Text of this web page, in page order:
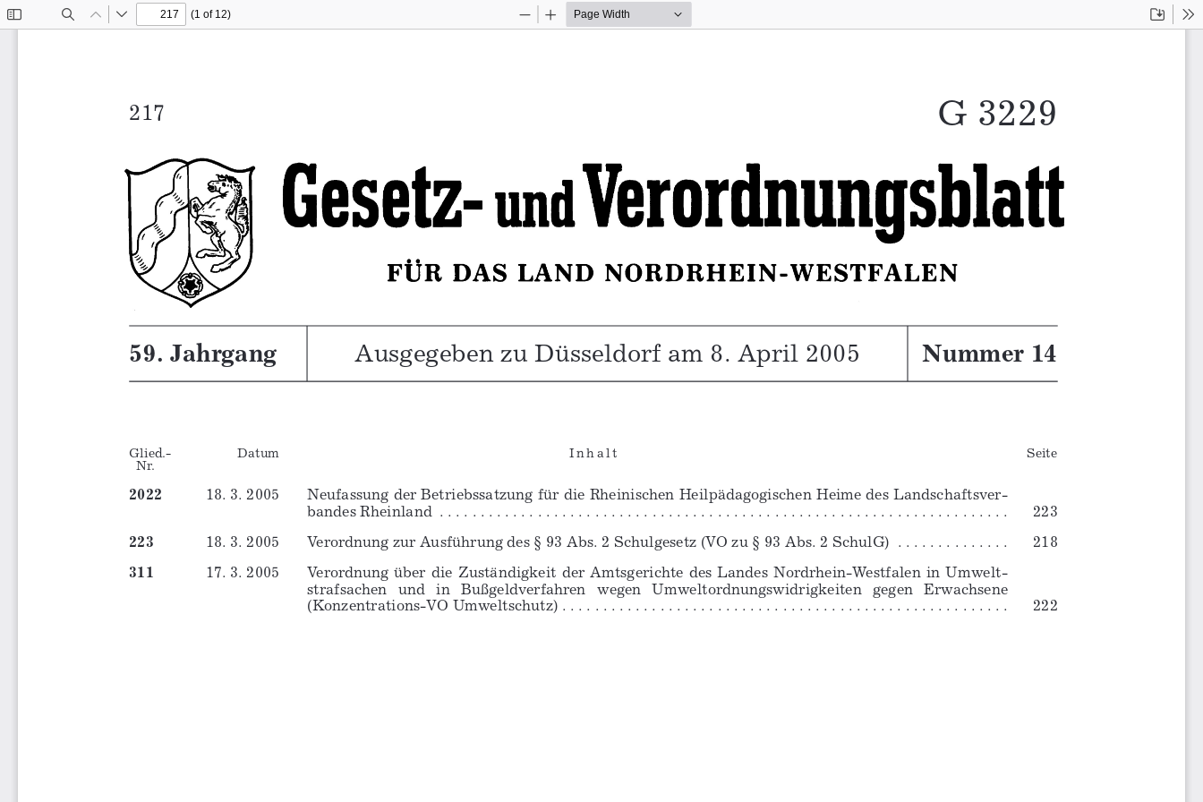
Previous
Next
(1 of 12)
Zoom
Zoom
59. Jahrgang Ausgegeben zu Düsseldorf am 8. April 2005 Nummer 14
Glied.- Datum I n h a l t
Seite
Nr.
2022 18. 3. 2005
Neufassung der Betriebssatzung für die Rheinischen Heilpädagogischen Heime des Landschaftsver-
bandes Rheinland  . . . . . . . . . . . . . . . . . . . . . . . . . . . . . . . . . . . . . . . . . . . . . . . . . . . . . . . . . . . . . . . . . . . . . .
223
223
18. 3. 2005 Verordnung zur Ausführung des § 93 Abs. 2 Schulgesetz (VO zu § 93 Abs. 2 SchulG)  . . . . . . . . . . . . . .
218
311
17. 3. 2005
Verordnung  über  die  Zuständigkeit  der  Amtsgerichte  des  Landes  Nordrhein-Westfalen  in  Umwelt-
strafsachen
und in Bußgeldverfahren wegen Umweltordnungswidrigkeiten gegen
Erwachsene
(Konzentrations-VO Umweltschutz) . . . . . . . . . . . . . . . . . . . . . . . . . . . . . . . . . . . . . . . . . . . . . . . . . . . . . . . 222
G 3229217